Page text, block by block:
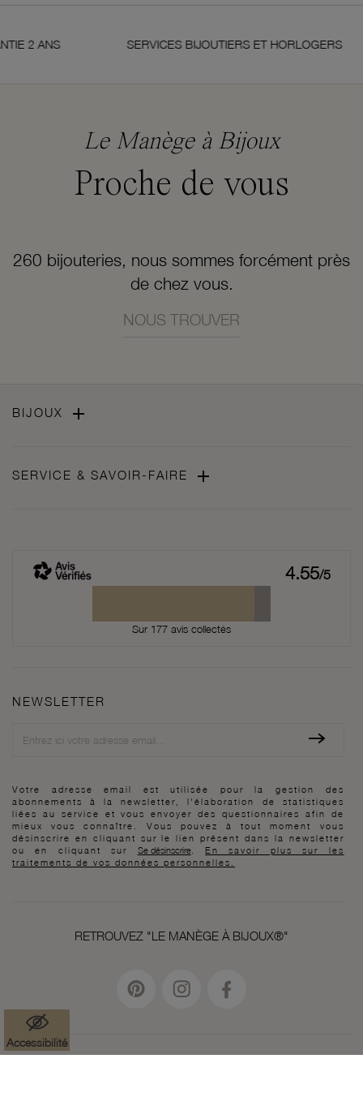
SERVICES BIJOUTIERS ET HORLOGERS
Le Manège à Bijoux
Proche de vous
260 bijouteries, nous sommes forcément près
de chez vous.
NOUS TROUVER
BIJOUX 
SERVICE & SAVOIR-FAIRE 
4.55/5
Sur 177 avis collectés
NEWSLETTER
Votre adresse email est utilisée pour la gestion des
abonnements à la newsletter, l'élaboration de statistiques
liées au service et vous envoyer des questionnaires afin de
mieux vous connaître. Vous pouvez à tout moment vous
désinscrire en cliquant sur le lien présent dans la newsletter
ou en cliquant sur Se désinscrire.En savoir plus sur les
traitements de vos données personnelles.
RETROUVEZ "LE MANÈGE À BIJOUX®"
Accessibilité